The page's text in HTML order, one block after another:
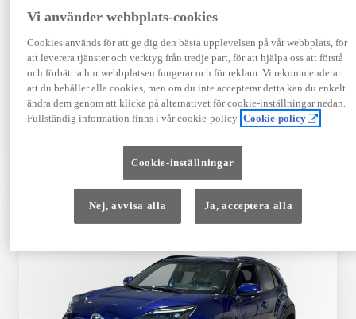
09-2023
Hybrid Bensin
Automat
Visa mer
409 900 kr
Från 4 920 kr/mån
Kontakta återförsäljare
Vi använder webbplats-cookies
Cookies används för att ge dig den bästa upplevelsen på vår webbplats, för
att leverera tjänster och verktyg från tredje part, för att hjälpa oss att förstå
och förbättra hur webbplatsen fungerar och för reklam. Vi rekommenderar
att du behåller alla cookies, men om du inte accepterar detta kan du enkelt
ändra dem genom att klicka på alternativet för cookie-inställningar nedan.
Fullständig information finns i vår cookie-policy. Cookie-policy
Cookie-inställningar
Nej, avvisa alla Ja, acceptera alla